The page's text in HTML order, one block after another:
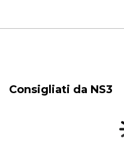
Consigliati da NS3